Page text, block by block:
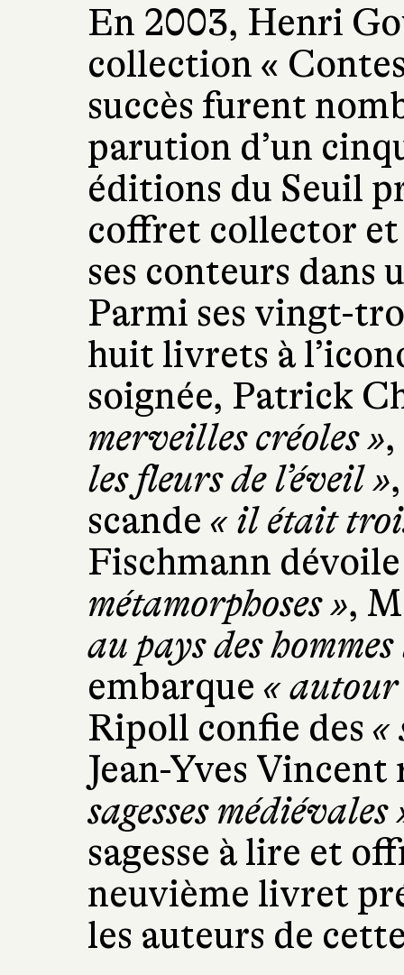
En 2003, Henri
collection «
succès furent
parution d’un
éditions du Seuil
coffret collector
ses conteurs dans
Parmi ses vingt-
huit livrets à
soignée, Patrick
merveilles créoles »
les fleurs de l’éveil »
scande « il était
Fischmann
métamorphoses »,
au pays des
embarque «
Ripoll confie des «
Jean-Yves
sagesses médiévales
sagesse à lire et
neuvième livret
les auteurs de